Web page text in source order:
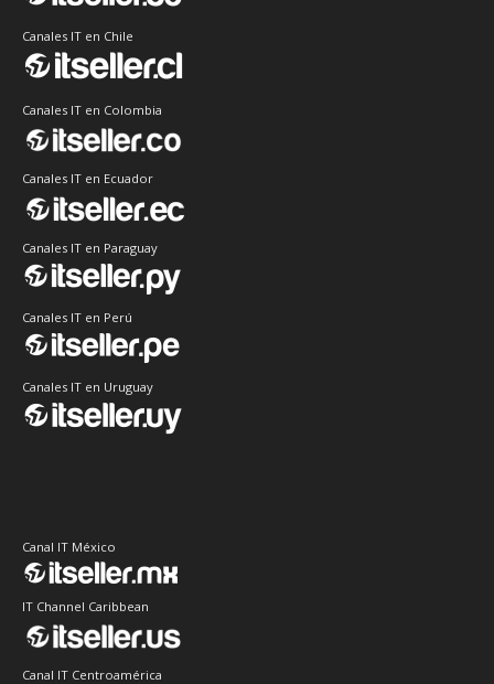
Canales IT en Chile
Canales IT en Colombia
Canales IT en Ecuador
Canales IT en Paraguay
Canales IT en Perú
Canales IT en Uruguay
Canal IT México
IT Channel Caribbean
Canal IT Centroamérica